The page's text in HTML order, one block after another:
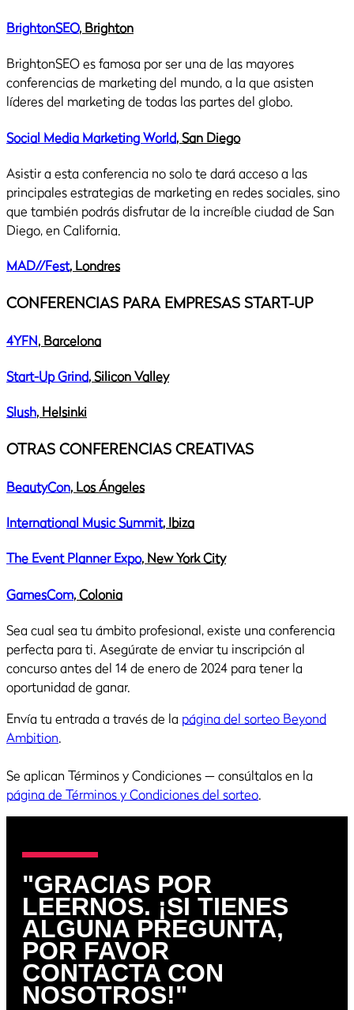
BrightonSEO, Brighton
BrightonSEO es famosa por ser una de las mayores
conferencias de marketing del mundo, a la que asisten
líderes del marketing de todas las partes del globo.
Social Media Marketing World, San Diego
Asistir a esta conferencia no solo te dará acceso a las
principales estrategias de marketing en redes sociales, sino
que también podrás disfrutar de la increíble ciudad de San
Diego, en California.
MAD//Fest, Londres
CONFERENCIAS PARA EMPRESAS START-UP
4YFN, Barcelona
Start-Up Grind, Silicon Valley
Slush, Helsinki
OTRAS CONFERENCIAS CREATIVAS
BeautyCon, Los Ángeles
International Music Summit, Ibiza
The Event Planner Expo, New York City
GamesCom, Colonia
Sea cual sea tu ámbito profesional, existe una conferencia
perfecta para ti. Asegúrate de enviar tu inscripción al
concurso antes del 14 de enero de 2024 para tener la
oportunidad de ganar.
Envía tu entrada a través de la página del sorteo Beyond
Ambition.
Se aplican Términos y Condiciones — consúltalos en la
página de Términos y Condiciones del sorteo.
"GRACIAS POR
LEERNOS. ¡SI TIENES
ALGUNA PREGUNTA,
POR FAVOR
CONTACTA CON
NOSOTROS!"